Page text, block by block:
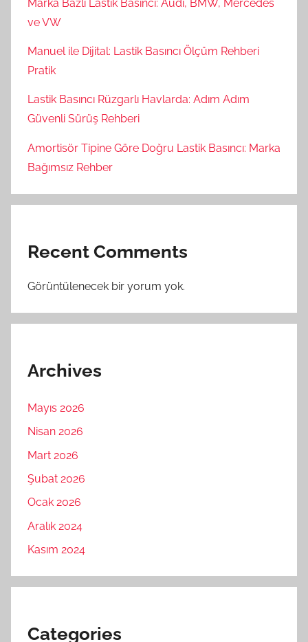
Marka Bazlı Lastik Basıncı: Audi, BMW, Mercedes
ve VW
Manuel ile Dijital: Lastik Basıncı Ölçüm Rehberi
Pratik
Lastik Basıncı Rüzgarlı Havlarda: Adım Adım
Güvenli Sürüş Rehberi
Amortisör Tipine Göre Doğru Lastik Basıncı: Marka
Bağımsız Rehber
Recent Comments
Görüntülenecek bir yorum yok.
Archives
Mayıs 2026
Nisan 2026
Mart 2026
Şubat 2026
Ocak 2026
Aralık 2024
Kasım 2024
Categories